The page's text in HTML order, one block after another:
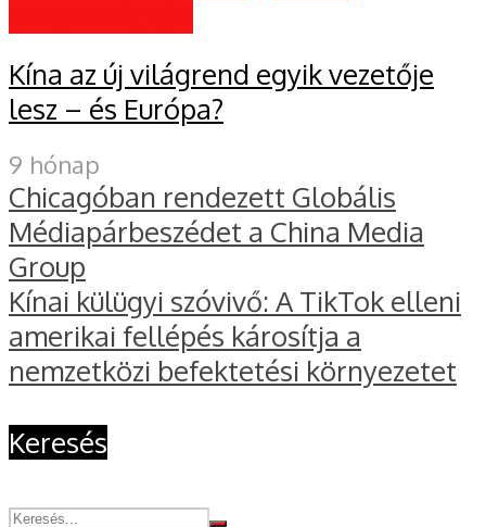
Kína az új világrend egyik vezetője
lesz – és Európa?
9 hónap
Chicagóban rendezett Globális
Médiapárbeszédet a China Media
Group
Kínai külügyi szóvivő: A TikTok elleni
amerikai fellépés károsítja a
nemzetközi befektetési környezetet
Keresés